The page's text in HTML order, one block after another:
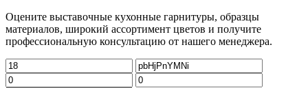
Оцените выставочные кухонные гарнитуры, образцы
материалов, широкий ассортимент цветов и получите
профессиональную консультацию от нашего менеджера.